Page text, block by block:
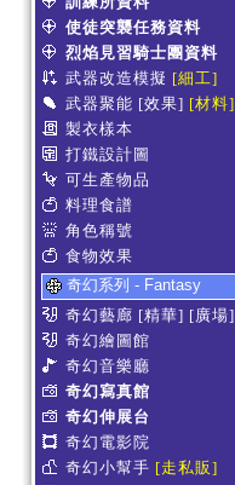
使徒突襲任務資料
烈焰見習騎士團資料
武器改造模擬 [細工]
武器聚能 [效果] [材料]
製衣樣本
打鐵設計圖
可生產物品
料理食譜
角色稱號
食物效果
奇幻系列 - Fantasy
奇幻藝廊 [精華] [廣場]
奇幻繪圖館
奇幻音樂廳
奇幻寫真館
奇幻伸展台
奇幻電影院
奇幻小幫手 [走私販]